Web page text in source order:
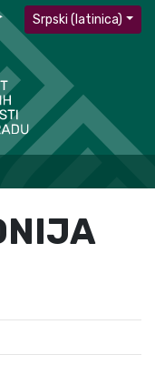
Srpski (latinica)